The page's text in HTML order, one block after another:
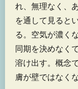
れ、無理なく、
を通して見ると
る。空気が濃く
同期を決めなく
溶け出す。概念
膚が壁ではなく